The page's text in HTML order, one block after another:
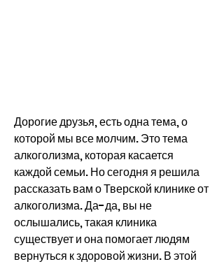
Дорогие друзья, есть одна тема, о
которой мы все молчим. Это тема
алкоголизма, которая касается
каждой семьи. Но сегодня я решила
рассказать вам о Тверской клинике от
алкоголизма. Да-да, вы не
ослышались, такая клиника
существует и она помогает людям
вернуться к здоровой жизни. В этой